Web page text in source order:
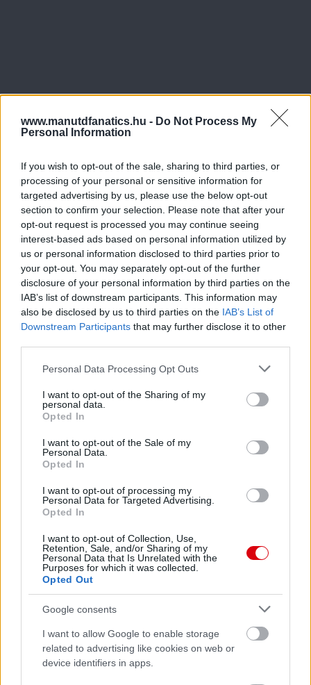
www.manutdfanatics.hu - Do Not Process My
Personal Information
If you wish to opt-out of the sale, sharing to third parties, or
processing of your personal or sensitive information for
targeted advertising by us, please use the below opt-out
section to confirm your selection. Please note that after your
opt-out request is processed you may continue seeing
interest-based ads based on personal information utilized by
us or personal information disclosed to third parties prior to
your opt-out. You may separately opt-out of the further
disclosure of your personal information by third parties on the
IAB’s list of downstream participants. This information may
also be disclosed by us to third parties on the IAB’s List of
Downstream Participants that may further disclose it to other
Please note that this website/app uses one or more Google
not limited to your visit or usage behaviour. You may click to
grant or deny consent to Google and its third-party tags to
use your data for below specified purposes in below Google
consent section.
Personal Data Processing Opt Outs
I want to opt-out of the Sharing of my
personal data.
Opted In
I want to opt-out of the Sale of my
Personal Data.
Opted In
I want to opt-out of processing my
Personal Data for Targeted Advertising.
Opted In
I want to opt-out of Collection, Use,
Retention, Sale, and/or Sharing of my
Personal Data that Is Unrelated with the
Purposes for which it was collected.
Opted Out
Google consents
I want to allow Google to enable storage
related to advertising like cookies on web or
device identifiers in apps.